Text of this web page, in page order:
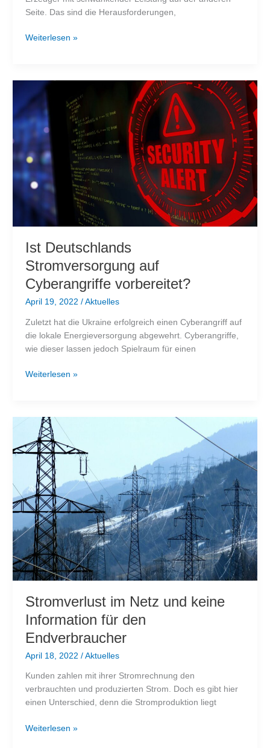
Seite. Das sind die Herausforderungen,
Künstliche
Stromerzeugung
Weiterlesen »
Ist Deutschlands
Stromversorgung auf
Cyberangriffe vorbereitet?
April 19, 2022 / Aktuelles
Zuletzt hat die Ukraine erfolgreich einen Cyberangriff auf
die lokale Energieversorgung abgewehrt. Cyberangriffe,
wie dieser lassen jedoch Spielraum für einen
Ist
Cyberangriffe
vorbereitet?
Weiterlesen »
Stromverlust im Netz und keine
Information für den
Endverbraucher
April 18, 2022 / Aktuelles
Kunden zahlen mit ihrer Stromrechnung den
verbrauchten und produzierten Strom. Doch es gibt hier
einen Unterschied, denn die Stromproduktion liegt
Stromverlust
Weiterlesen »